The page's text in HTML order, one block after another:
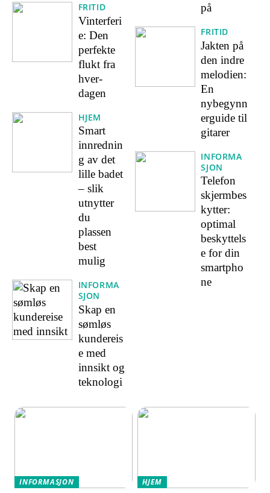
FRITID
Vinterferi
e: Den
perfekte
flukt fra
hver-
dagen
HJEM
Smart
innrednin
g av det
lille badet
– slik
utnytter
du
plassen
best
mulig
INFORMA
SJON
Skap en
sømløs
kundereis
e med
innsikt og
teknologi
på
FRITID
Jakten på
den indre
melodien:
En
nybegynn
erguide til
gitarer
INFORMA
SJON
Telefon
skjermbes
kytter:
optimal
beskyttels
e for din
smartpho
ne
INFORMASJON HJEM